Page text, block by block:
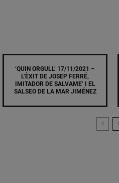
‘QUIN ORGULL’ 17/11/2021 –
L’ÈXIT DE JOSEP FERRÉ,
IMITADOR DE SALVAME’ I EL
SALSEO DE LA MAR JIMÉNEZ